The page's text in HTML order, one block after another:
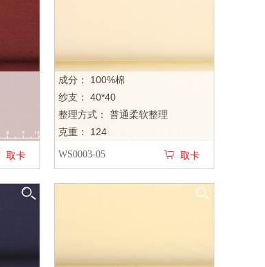
取卡
成分： 100%棉
纱支： 40*40
整理方式： 普通柔软整理
克重： 124
WS0003-05 取卡